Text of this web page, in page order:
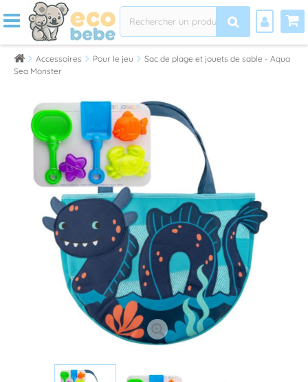
Accessoires Pour le jeu
Sac de plage et jouets de sable - Aqua
Sea Monster